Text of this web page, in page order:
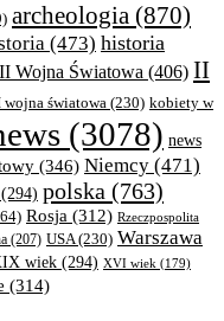
archeologia (870)
(473) historia
II Wojna Światowa (406) II
wojna światowa (230) kobiety w
(3078) news
(346) Niemcy (471)
(294) polska (763)
Rosja (312) Rzeczpospolita
(207) USA(230) Warszawa
wiek (294) XVI wiek (179)
(314)